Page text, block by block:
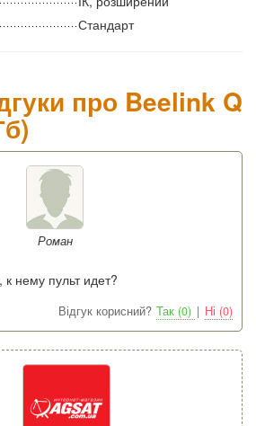
Стандарт
про Beelink Q
Роман
нему пульт идет?
Відгук корисний? Так (0) | Ні (0)